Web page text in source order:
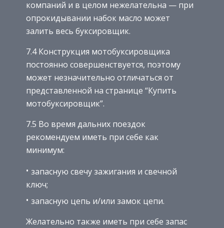
компаний и в целом нежелательна — при
опрокидывании набок масло может
залить весь буксировщик.
7.4 Конструкция мотобуксировщика
постоянно совершенствуется, поэтому
может незначительно отличаться от
представленной на странице “Купить
мотобуксировщик”.
7.5 Во время дальних поездок
рекомендуем иметь при себе как
минимум:
запасную свечу зажигания и свечной
ключ;
запасную цепь и/или замок цепи.
Желательно также иметь при себе запас